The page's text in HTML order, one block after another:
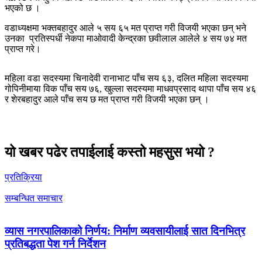
भएको छ ।
वडाध्यक्षमा भक्तबहादुर आले ५ सय ६५ मत प्राप्त गरी विजयी भएका छन् भने
उनका प्रतिस्पर्धी नेकपा माओवादी केन्द्रका छवीलाल आलेले ४ सय ७४ मत
प्राप्त गरे।
महिला वडा सदस्यमा चिनादेवी रानाभाट पाँच सय ६३, दलित महिला सदस्यमा
गोपिनीमाया विक पाँच सय ७६, खुल्ला सदस्यमा माधवप्रसाद थापा पाँच सय ४६
र शेरबहादुर आले पाँच सय छ मत प्राप्त गरी विजयी भएका छन् ।
यो खबर पढेर तपाईलाई कस्तो महसुस भयो ?
प्रतिक्रिया
सम्बन्धित समाचार
व्यास नगरपालिकाको निर्णय: निर्माण व्यवसायीलाई सात दिनभित्र
प्रतिबद्धता पेश गर्न निर्देशन